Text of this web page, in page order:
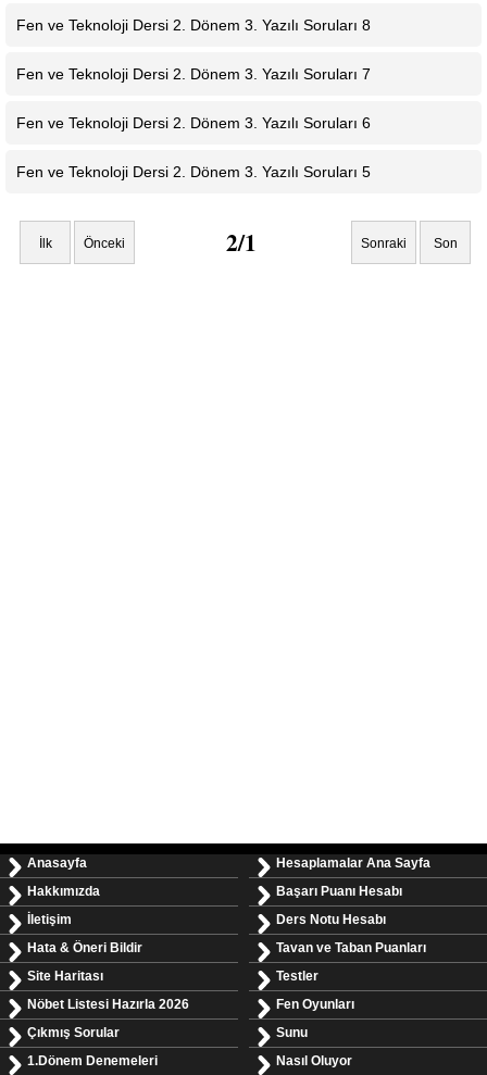
Fen ve Teknoloji Dersi 2. Dönem 3. Yazılı Soruları 8
Fen ve Teknoloji Dersi 2. Dönem 3. Yazılı Soruları 7
Fen ve Teknoloji Dersi 2. Dönem 3. Yazılı Soruları 6
Fen ve Teknoloji Dersi 2. Dönem 3. Yazılı Soruları 5
İlk Önceki 2/1 Sonraki Son
Anasayfa
Hakkımızda
İletişim
Hata & Öneri Bildir
Site Haritası
Nöbet Listesi Hazırla 2026
Çıkmış Sorular
1.Dönem Denemeleri
Hesaplamalar Ana Sayfa
Başarı Puanı Hesabı
Ders Notu Hesabı
Tavan ve Taban Puanları
Testler
Fen Oyunları
Sunu
Nasıl Oluyor